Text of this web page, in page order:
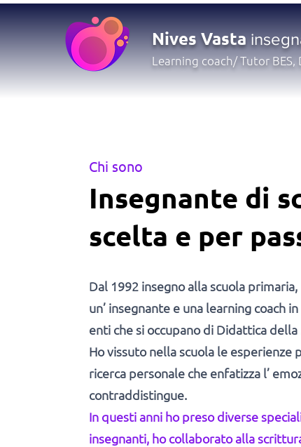
Nives Vasta
Learning coach/ Tutor BES,
Chi sono
Insegnante di
scelta e per
Dal 1992 insegno alla scuola
un’ insegnante e una learning coach
enti che si occupano di Didattica
Ho vissuto nella scuola le esperienze
ricerca personale che enfatizza l’
contraddistingue.
In questi anni ho preso diverse
insegnanti, ho collaborato alla